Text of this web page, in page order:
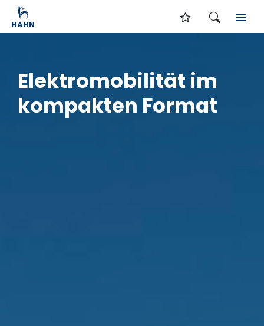
Elektromobilität im
kompakten Format